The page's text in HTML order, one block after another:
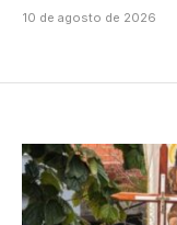
10 de agosto de 2026